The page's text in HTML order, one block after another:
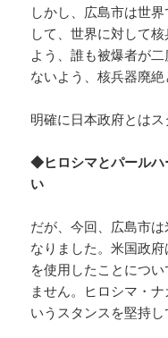
しかし、広島市は世
して、世界に対して
よう、誰も被爆者が
ないよう、核兵器廃絶
明確に日本政府とはス
◆ヒロシマとパールハ
い
だが、今回、広島市
なりました。米国政
を使用したことにつ
ません。ヒロシマ・
いうスタンスを堅持し